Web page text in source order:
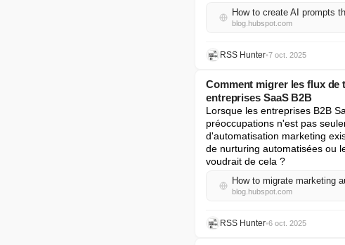
How to create AI prompts
blog.hubspot.com
RSS Hunter•7 oct. 2025
Comment migrer les flux de
entreprises SaaS B2B
Lorsque les entreprises B2B
préoccupations n'est pas
d'automatisation marketing
de nurturing automatisées ou
voudrait de cela ?
How to migrate marketing
blog.hubspot.com
RSS Hunter•6 oct. 2025